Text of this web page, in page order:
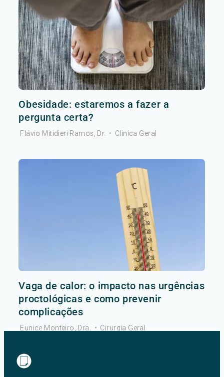
Obesidade: estaremos a fazer a
pergunta certa?
Flávio Mitidieri Ramos, Dr. • Clinica Geral
Vaga de calor: o impacto nas urgências
proctológicas e como prevenir
complicações
Eunice Monteiro, Dra. • Cirurgia Geral